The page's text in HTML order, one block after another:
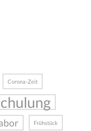
Corona-Zeit
Frühstück